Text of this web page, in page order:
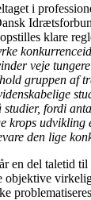
i
klare
veje
gruppen
fordi
den lige
del taletid